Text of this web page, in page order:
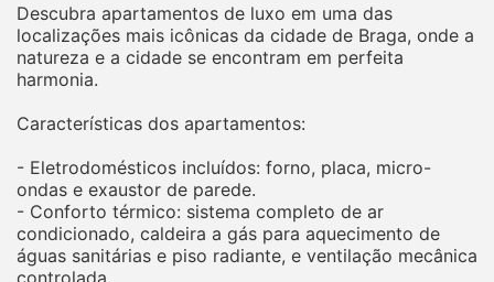
Descubra apartamentos de luxo em uma das
localizações mais icônicas da cidade de Braga, onde a
natureza e a cidade se encontram em perfeita
harmonia.
Características dos apartamentos:
- Eletrodomésticos incluídos: forno, placa, micro-
ondas e exaustor de parede.
- Conforto térmico: sistema completo de ar
condicionado, caldeira a gás para aquecimento de
águas sanitárias e piso radiante, e ventilação mecânica
controlada.